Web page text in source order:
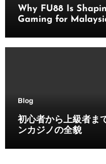
Why FU88 Is
Gaming for
Blog
初心者から上級者ま
ンカジノの全貌